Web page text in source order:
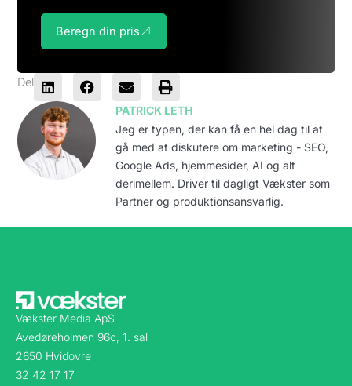
Beregn din pris
Del
PATRICK LETH
Jeg er typen, der kan få en hel dag til at
gå med at diskutere om marketing - SEO,
Google Ads, hjemmesider, AI og alt
derimellem. Driver til dagligt Vækster som
Partner og produktionsansvarlig.
Vækster Media ApS
Avedøreholmen 96c, 1. sal
2650 Hvidovre
32 42 17 17